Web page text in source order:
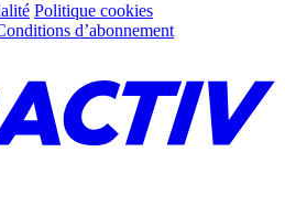
Politique cookies
d’abonnement